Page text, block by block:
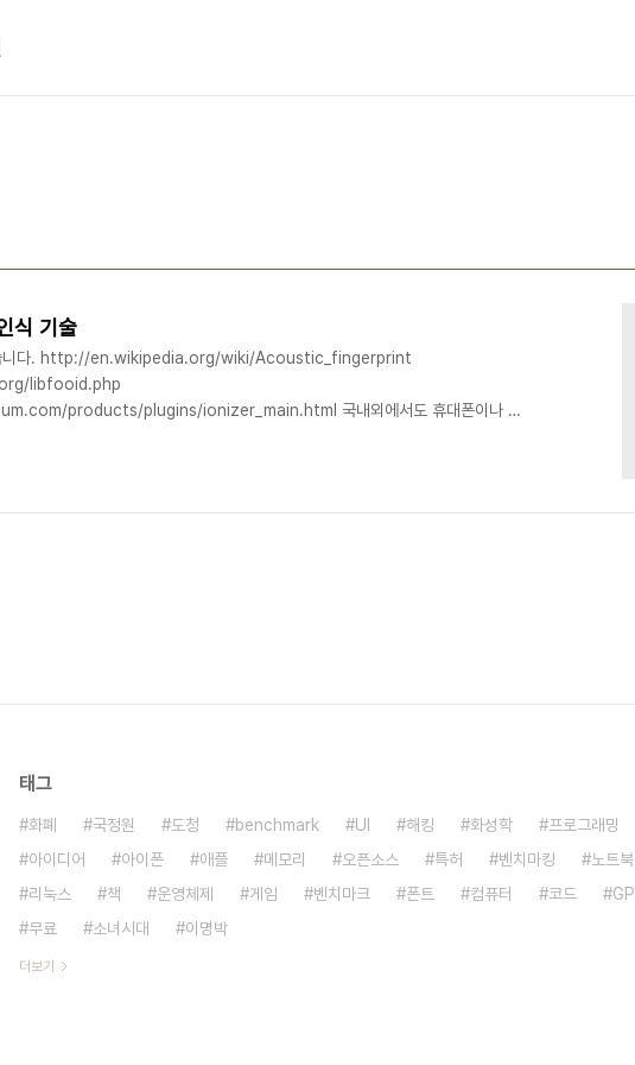
식 기술
습니다. http://en.wikipedia.org/wiki/Acoustic_fingerprint
libfooid.php
products/plugins/ionizer_main.html 국내외에서도 휴대폰이나 웹
태그
화폐 국정원 도청 benchmark UI 해킹 화성학 프로그래밍
아이디어
아이폰 애플 메모리 오픈소스 특허 벤치마킹 노트북
리눅스
책 운영체제 게임 벤치마크 폰트 컴퓨터 코드
GPL
무료
소녀시대 이명박
더보기